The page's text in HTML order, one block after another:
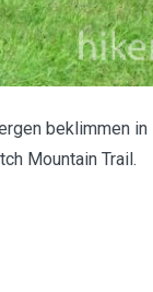
beklimmen
Mountain Trail.